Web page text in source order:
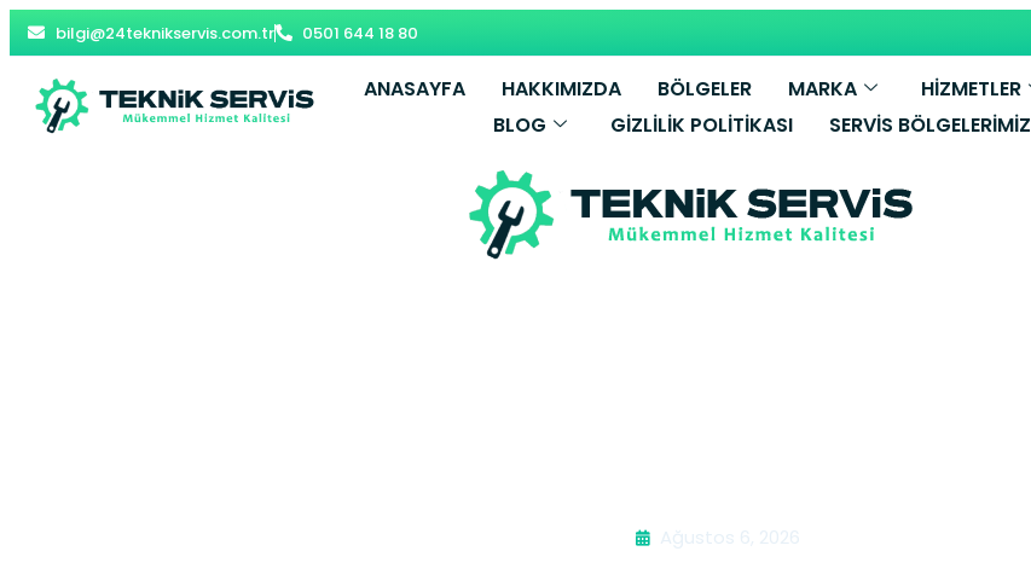
bilgi@24teknikservis.com.tr 0501 644 18 80
ANASAYFA HAKKIMIZDA BÖLGELER MARKA HİZMETLER
BLOG
GIZLILIK POLITIKASI SERVIS BÖLGELERIMIZ
Ağustos 6, 2026